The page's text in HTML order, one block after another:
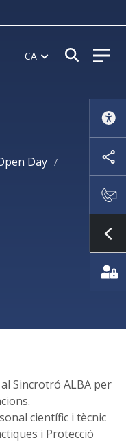
CA Obrir
Day /
Sincrotró ALBA per
científic i tècnic
i Protecció